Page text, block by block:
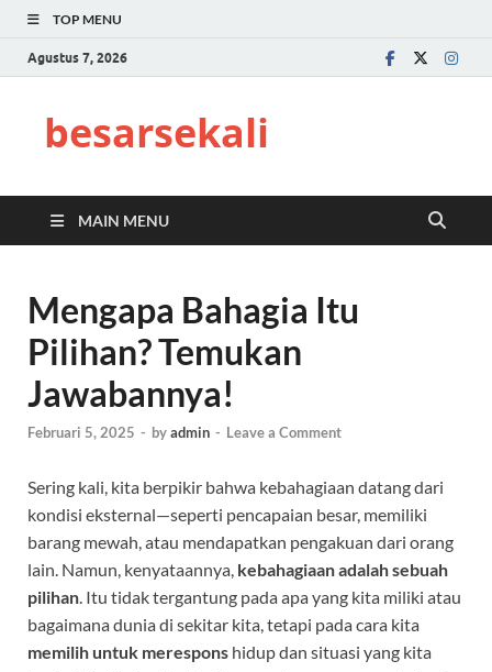
TOP MENU
Agustus 7, 2026
besarsekali
MAIN MENU
Mengapa Bahagia Itu
Pilihan? Temukan
Jawabannya!
Februari 5, 2025 - byadmin - Leave a Comment
Sering kali, kita berpikir bahwa kebahagiaan datang dari
kondisi eksternal—seperti pencapaian besar, memiliki
barang mewah, atau mendapatkan pengakuan dari orang
lain. Namun, kenyataannya, kebahagiaan adalah sebuah
pilihan. Itu tidak tergantung pada apa yang kita miliki atau
bagaimana dunia di sekitar kita, tetapi pada cara kita
memilih untuk merespons hidup dan situasi yang kita